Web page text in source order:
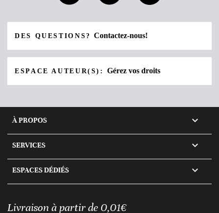
DES QUESTIONS?Contactez-nous!
ESPACE AUTEUR(S):Gérez vos droits
À PROPOS 
SERVICES 
ESPACES DÉDIÉS 
Livraison à partir de 0,01€